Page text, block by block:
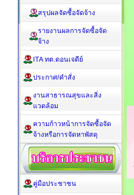
สรุปผลจัดซื้อจัดจ้าง
รายงานผลการจัดซื้อจัด
จ้าง
ITA ทต.ดอนเจดีย์
ประกาศ/คำสั่ง
งานสาธารณสุขและสิ่ง
แวดล้อม
ความก้าวหน้าการจัดซื้อจัด
จ้างหรือการจัดหาพัสดุ
คู่มือประชาชน